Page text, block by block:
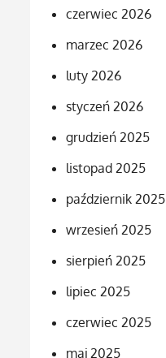
czerwiec 2026
marzec 2026
luty 2026
styczeń 2026
grudzień 2025
listopad 2025
październik 2025
wrzesień 2025
sierpień 2025
lipiec 2025
czerwiec 2025
maj 2025